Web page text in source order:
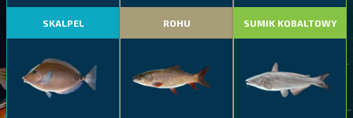
SKALPEL ROHU SUMIK KOBALTOWY